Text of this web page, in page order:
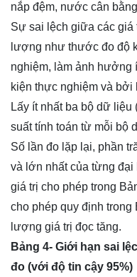
nắp đệm, nước cân
Sự sai lệch giữa các giá
lượng như thước đo độ
nghiệm, làm ảnh hưởng
kiện thực nghiệm và bởi
Lấy ít nhất ba bộ dữ liệu
suất tính toán từ mỗi bộ
Số lần đo lặp lại, phần
và lớn nhất của từng
giá trị cho phép trong
cho phép quy định trong
lượng giá trị đọc tăng.
Bảng 4- Giới hạn sai
đo (với độ tin cậy 95%)